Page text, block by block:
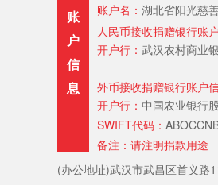
账
户
信
息
账户名： 湖北省阳光慈
人民币接收捐赠银行账
开户行： 武汉农村商业
外币接收捐赠银行账户
开户行： 中国农业银行
SWIFT代码：
备注：请注明捐款用途
(办公地址)武汉市武昌区首义路